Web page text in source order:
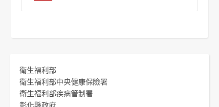
衛生福利部
衛生福利部中央健康保險署
衛生福利部疾病管制署
彰化縣政府